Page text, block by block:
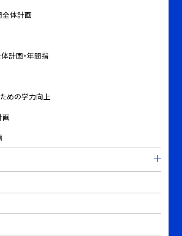
体計画
計画・年間指
めの学力向上
画